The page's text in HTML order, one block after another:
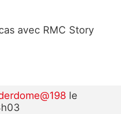
avec RMC Story
le